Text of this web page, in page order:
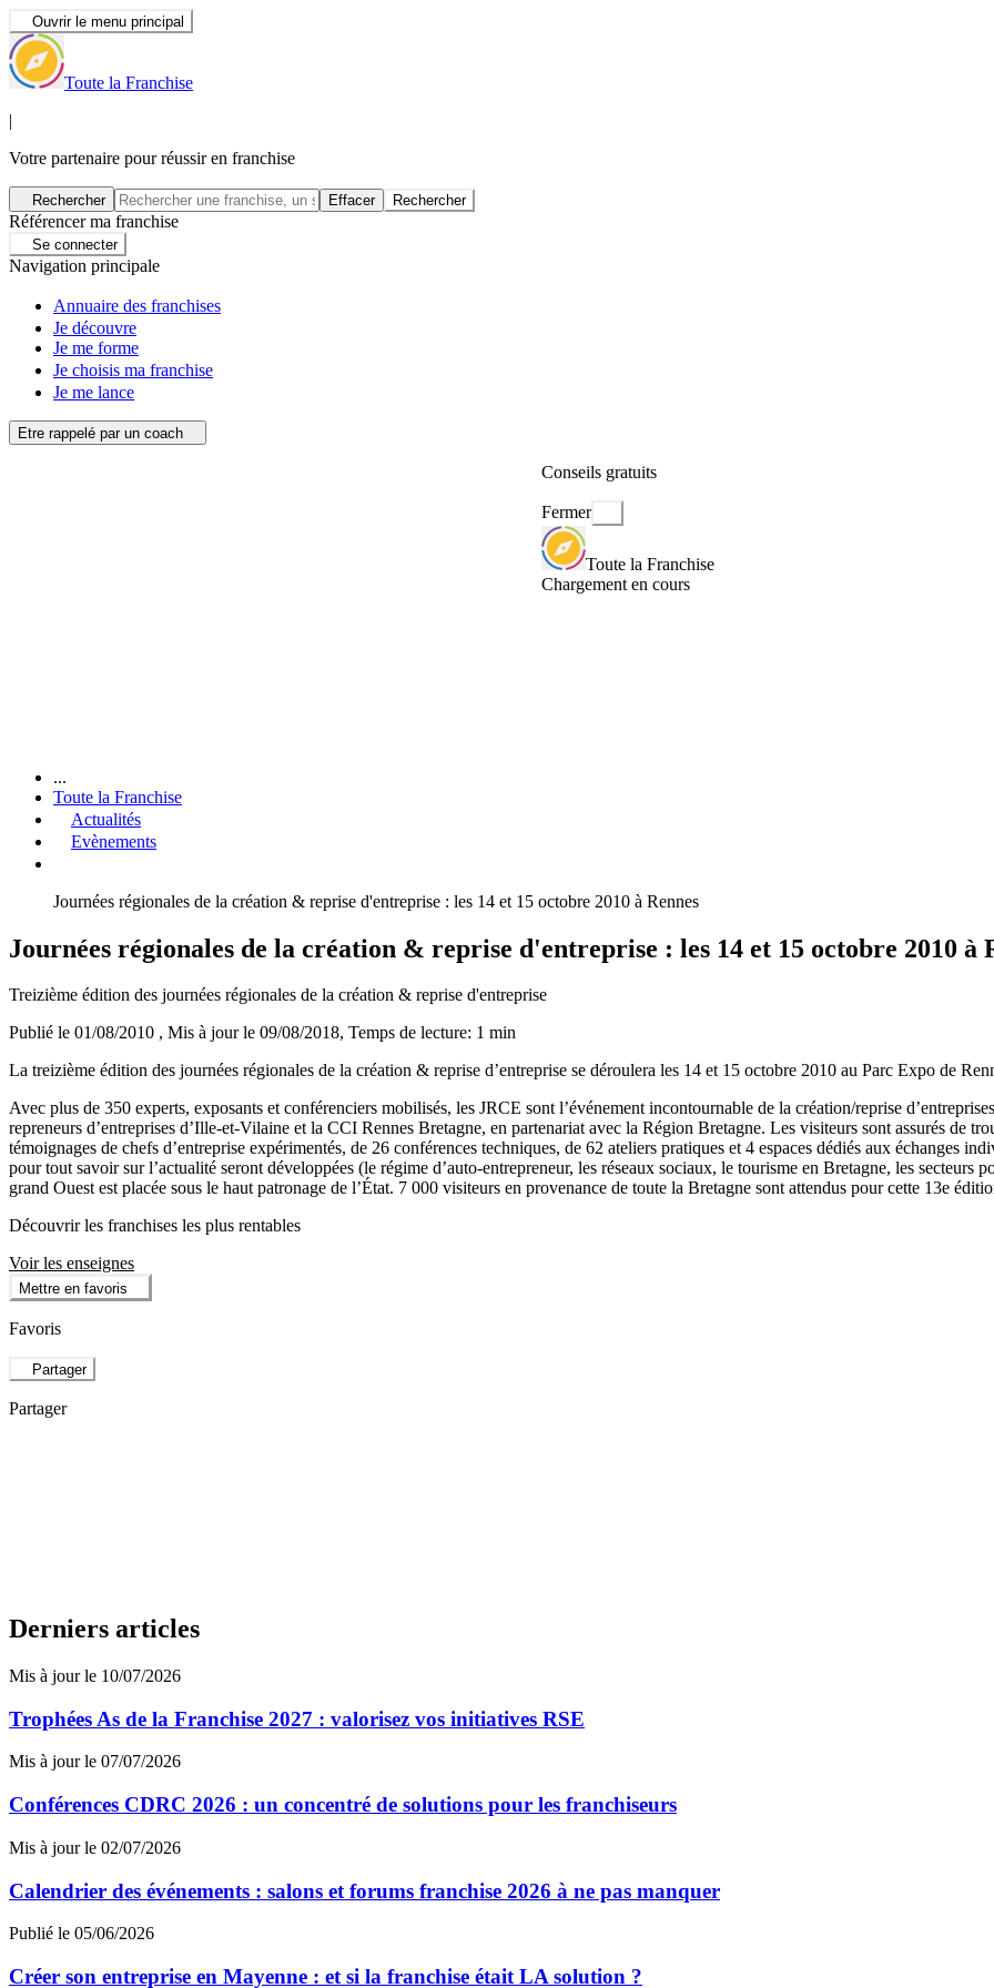
Ouvrir le menu principal
Toute la Franchise
|
Votre partenaire pour réussir en franchise
Rechercher Effacer Rechercher
Référencer ma franchise
Se connecter
Navigation principale
Annuaire des franchises
Je découvre
Je me forme
Je choisis ma franchise
Je me lance
Etre rappelé par un coach
Conseils gratuits
Fermer
Toute la Franchise
Chargement en cours
...
Toute la Franchise
Actualités
Evènements
Journées régionales de la création & reprise d'entreprise : les 14 et 15 octobre 2010 à Rennes
Journées régionales de la création & reprise d'entreprise : les 14 et 15 octobre 2010 à
Treizième édition des journées régionales de la création & reprise d'entreprise
Publié le 01/08/2010 , Mis à jour le 09/08/2018, Temps de lecture: 1 min
La treizième édition des journées régionales de la création & reprise d’entreprise se déroulera les 14 et 15 octobre 2010 au Parc Expo de
Avec plus de 350 experts, exposants et conférenciers mobilisés, les JRCE sont l’événement incontournable de la création/reprise
repreneurs d’entreprises d’Ille-et-Vilaine et la CCI Rennes Bretagne, en partenariat avec la Région Bretagne. Les visiteurs sont assurés de
témoignages de chefs d’entreprise expérimentés, de 26 conférences techniques, de 62 ateliers pratiques et 4 espaces dédiés aux échanges
pour tout savoir sur l’actualité seront développées (le régime d’auto-entrepreneur, les réseaux sociaux, le tourisme en Bretagne, les
grand Ouest est placée sous le haut patronage de l’État. 7 000 visiteurs en provenance de toute la Bretagne sont attendus pour cette 13e
Découvrir les franchises les plus rentables
Voir les enseignes
Mettre en favoris
Favoris
Partager
Partager
Derniers articles
Mis à jour le 10/07/2026
Trophées As de la Franchise 2027 : valorisez vos initiatives RSE
Mis à jour le 07/07/2026
Conférences CDRC 2026 : un concentré de solutions pour les franchiseurs
Mis à jour le 02/07/2026
Calendrier des événements : salons et forums franchise 2026 à ne pas manquer
Publié le 05/06/2026
Créer son entreprise en Mayenne : et si la franchise était LA solution ?